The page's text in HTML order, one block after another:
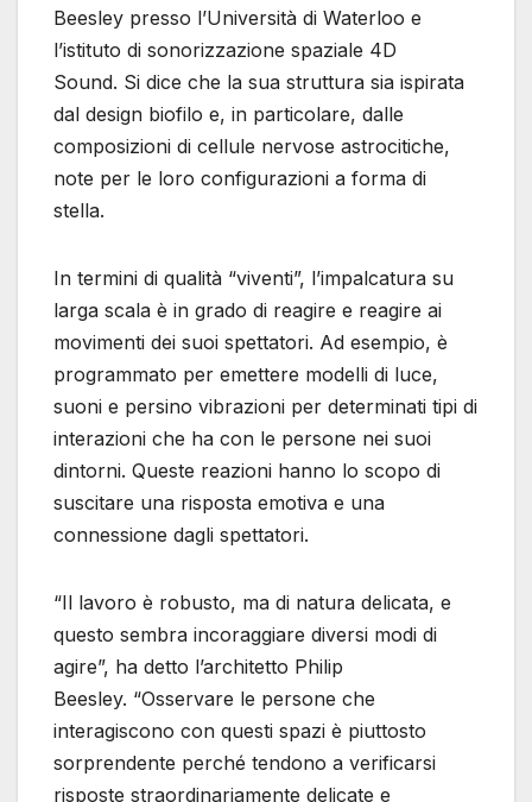
Beesley presso l’Università di Waterloo e
l’istituto di sonorizzazione spaziale 4D
Sound. Si dice che la sua struttura sia ispirata
dal design biofilo e, in particolare, dalle
composizioni di cellule nervose astrocitiche,
note per le loro configurazioni a forma di
stella.
In termini di qualità “viventi”, l’impalcatura su
larga scala è in grado di reagire e reagire ai
movimenti dei suoi spettatori. Ad esempio, è
programmato per emettere modelli di luce,
suoni e persino vibrazioni per determinati tipi di
interazioni che ha con le persone nei suoi
dintorni. Queste reazioni hanno lo scopo di
suscitare una risposta emotiva e una
connessione dagli spettatori.
“Il lavoro è robusto, ma di natura delicata, e
questo sembra incoraggiare diversi modi di
agire”, ha detto l’architetto Philip
Beesley. “Osservare le persone che
interagiscono con questi spazi è piuttosto
sorprendente perché tendono a verificarsi
risposte straordinariamente delicate e